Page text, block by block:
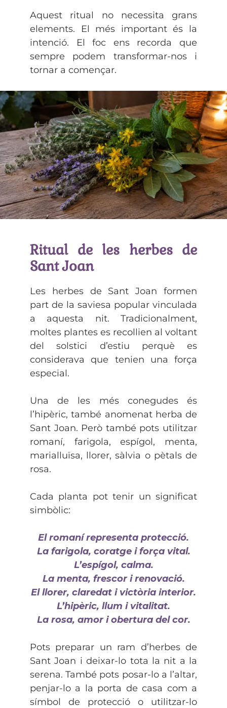
Aquest ritual no necessita grans
elements. El més important és la
intenció. El foc ens recorda que
sempre podem transformar-nos i
tornar a començar.
Ritual de les herbes de
Sant Joan
Les herbes de Sant Joan formen
part de la saviesa popular vinculada
a aquesta nit. Tradicionalment,
moltes plantes es recollien al voltant
del solstici d’estiu perquè es
considerava que tenien una força
especial.
Una de les més conegudes és
l’hipèric, també anomenat herba de
Sant Joan. Però també pots utilitzar
romaní, farigola, espígol, menta,
marialluïsa, llorer, sàlvia o pètals de
rosa.
Cada planta pot tenir un significat
simbòlic:
El romaní representa protecció.
La farigola, coratge i força vital.
L’espígol, calma.
La menta, frescor i renovació.
El llorer, claredat i victòria interior.
L’hipèric, llum i vitalitat.
La rosa, amor i obertura del cor.
Pots preparar un ram d’herbes de
Sant Joan i deixar-lo tota la nit a la
serena. També pots posar-lo a l’altar,
penjar-lo a la porta de casa com a
símbol de protecció o utilitzar-lo